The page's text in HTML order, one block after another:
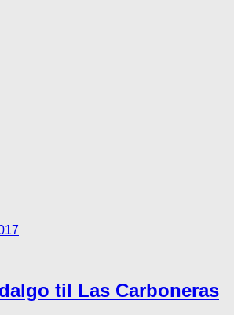
til Las Carboneras